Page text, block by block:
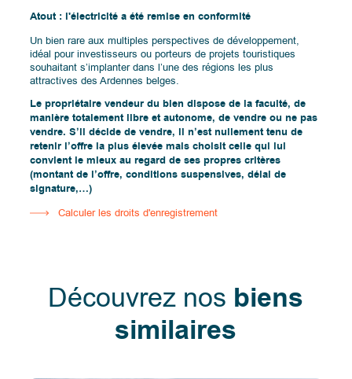
Atout : l'électricité a été remise en conformité
Un bien rare aux multiples perspectives de développement,
idéal pour investisseurs ou porteurs de projets touristiques
souhaitant s’implanter dans l’une des régions les plus
attractives des Ardennes belges.
Le propriétaire vendeur du bien dispose de la faculté, de
manière totalement libre et autonome, de vendre ou ne pas
vendre. S’il décide de vendre, il n’est nullement tenu de
retenir l’offre la plus élevée mais choisit celle qui lui
convient le mieux au regard de ses propres critères
(montant de l’offre, conditions suspensives, délai de
signature,…)
Calculer les droits d'enregistrement
Découvrez nos biens
similaires